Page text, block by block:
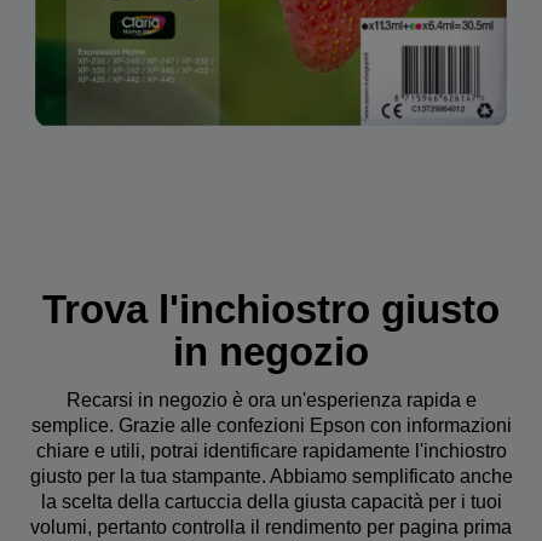
Trova l'inchiostro giusto
in negozio
Recarsi in negozio è ora un'esperienza rapida e
semplice. Grazie alle confezioni Epson con informazioni
chiare e utili, potrai identificare rapidamente l'inchiostro
giusto per la tua stampante. Abbiamo semplificato anche
la scelta della cartuccia della giusta capacità per i tuoi
volumi, pertanto controlla il rendimento per pagina prima